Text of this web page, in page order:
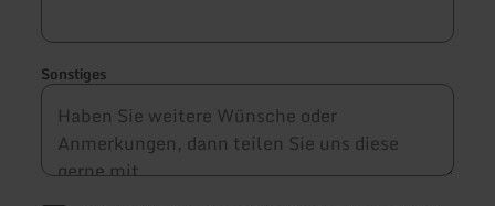
Sonstiges